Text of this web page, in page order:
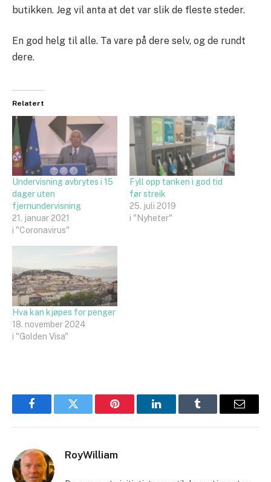
butikken. Jeg vil anta at det var slik de fleste steder.
En god helg til alle. Ta vare på dere selv, og de rundt
dere.
Relatert
Undervisning avbrytes i 15
dager uten
fjernundervisning
21. januar 2021
i "Coronavirus"
Fyll opp tanken i god tid
før streik
25. juli 2019
i "Nyheter"
Hva kan kjøpes for penger
18. november 2024
i "Golden Visa"
FacebookTwitter Pinterest LinkedInTumblr Email
RoyWilliam